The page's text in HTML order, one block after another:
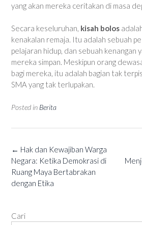
yang akan mereka ceritakan di masa
Secara keseluruhan, kisah bolos
kenakalan remaja. Itu adalah sebuah
pelajaran hidup, dan sebuah kenangan
mereka simpan. Meskipun orang
bagi mereka, itu adalah bagian tak
SMA yang tak terlupakan.
Posted in Berita
Post
navigation
← Hak dan Kewajiban Warga
Negara: Ketika Demokrasi di
Ruang Maya Bertabrakan
dengan Etika
Cari